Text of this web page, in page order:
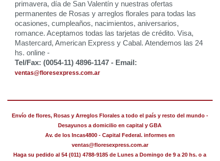
primavera, día de San Valentín y nuestras ofertas
permanentes de Rosas y arreglos florales para todas las
ocasiones, cumpleaños, nacimientos, aniversarios,
romance. Aceptamos todas las tarjetas de crédito. Visa,
Mastercard, American Express y Cabal. Atendemos las 24
hs. online -
Tel/Fax: (0054-11) 4896-1147 - Email:
ventas@floresexpress.com.ar
Envío de flores, Rosas y Arreglos Florales a todo el país y resto del mundo -
Desayunos a domicilio en capital y GBA
Av. de los Incas4800 - Capital Federal. informes en
ventas@floresexpress.com.ar
Haga su pedido al 54 (011) 4788-9185 de Lunes a Domingo de 9 a 20 hs. o a